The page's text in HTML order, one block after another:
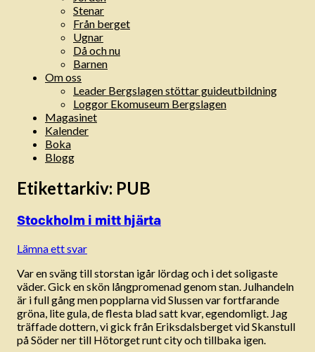
Stenar
Från berget
Ugnar
Då och nu
Barnen
Om oss
Leader Bergslagen stöttar guideutbildning
Loggor Ekomuseum Bergslagen
Magasinet
Kalender
Boka
Blogg
Etikettarkiv: PUB
Stockholm i mitt hjärta
Lämna ett svar
Var en sväng till storstan igår lördag och i det soligaste
väder. Gick en skön långpromenad genom stan. Julhandeln
är i full gång men popplarna vid Slussen var fortfarande
gröna, lite gula, de flesta blad satt kvar, egendomligt. Jag
träffade dottern, vi gick från Eriksdalsberget vid Skanstull
på Söder ner till Hötorget runt city och tillbaka igen.